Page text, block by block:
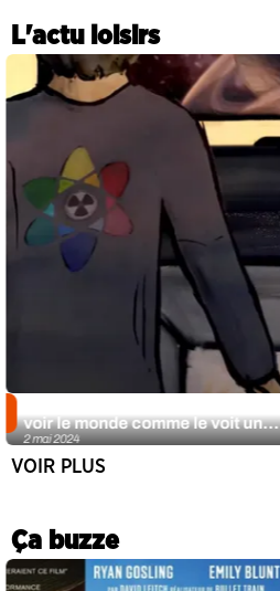
L'actu loisirs
2 mai 2024
voir le monde comme le voit un...
VOIR PLUS
Ça buzze